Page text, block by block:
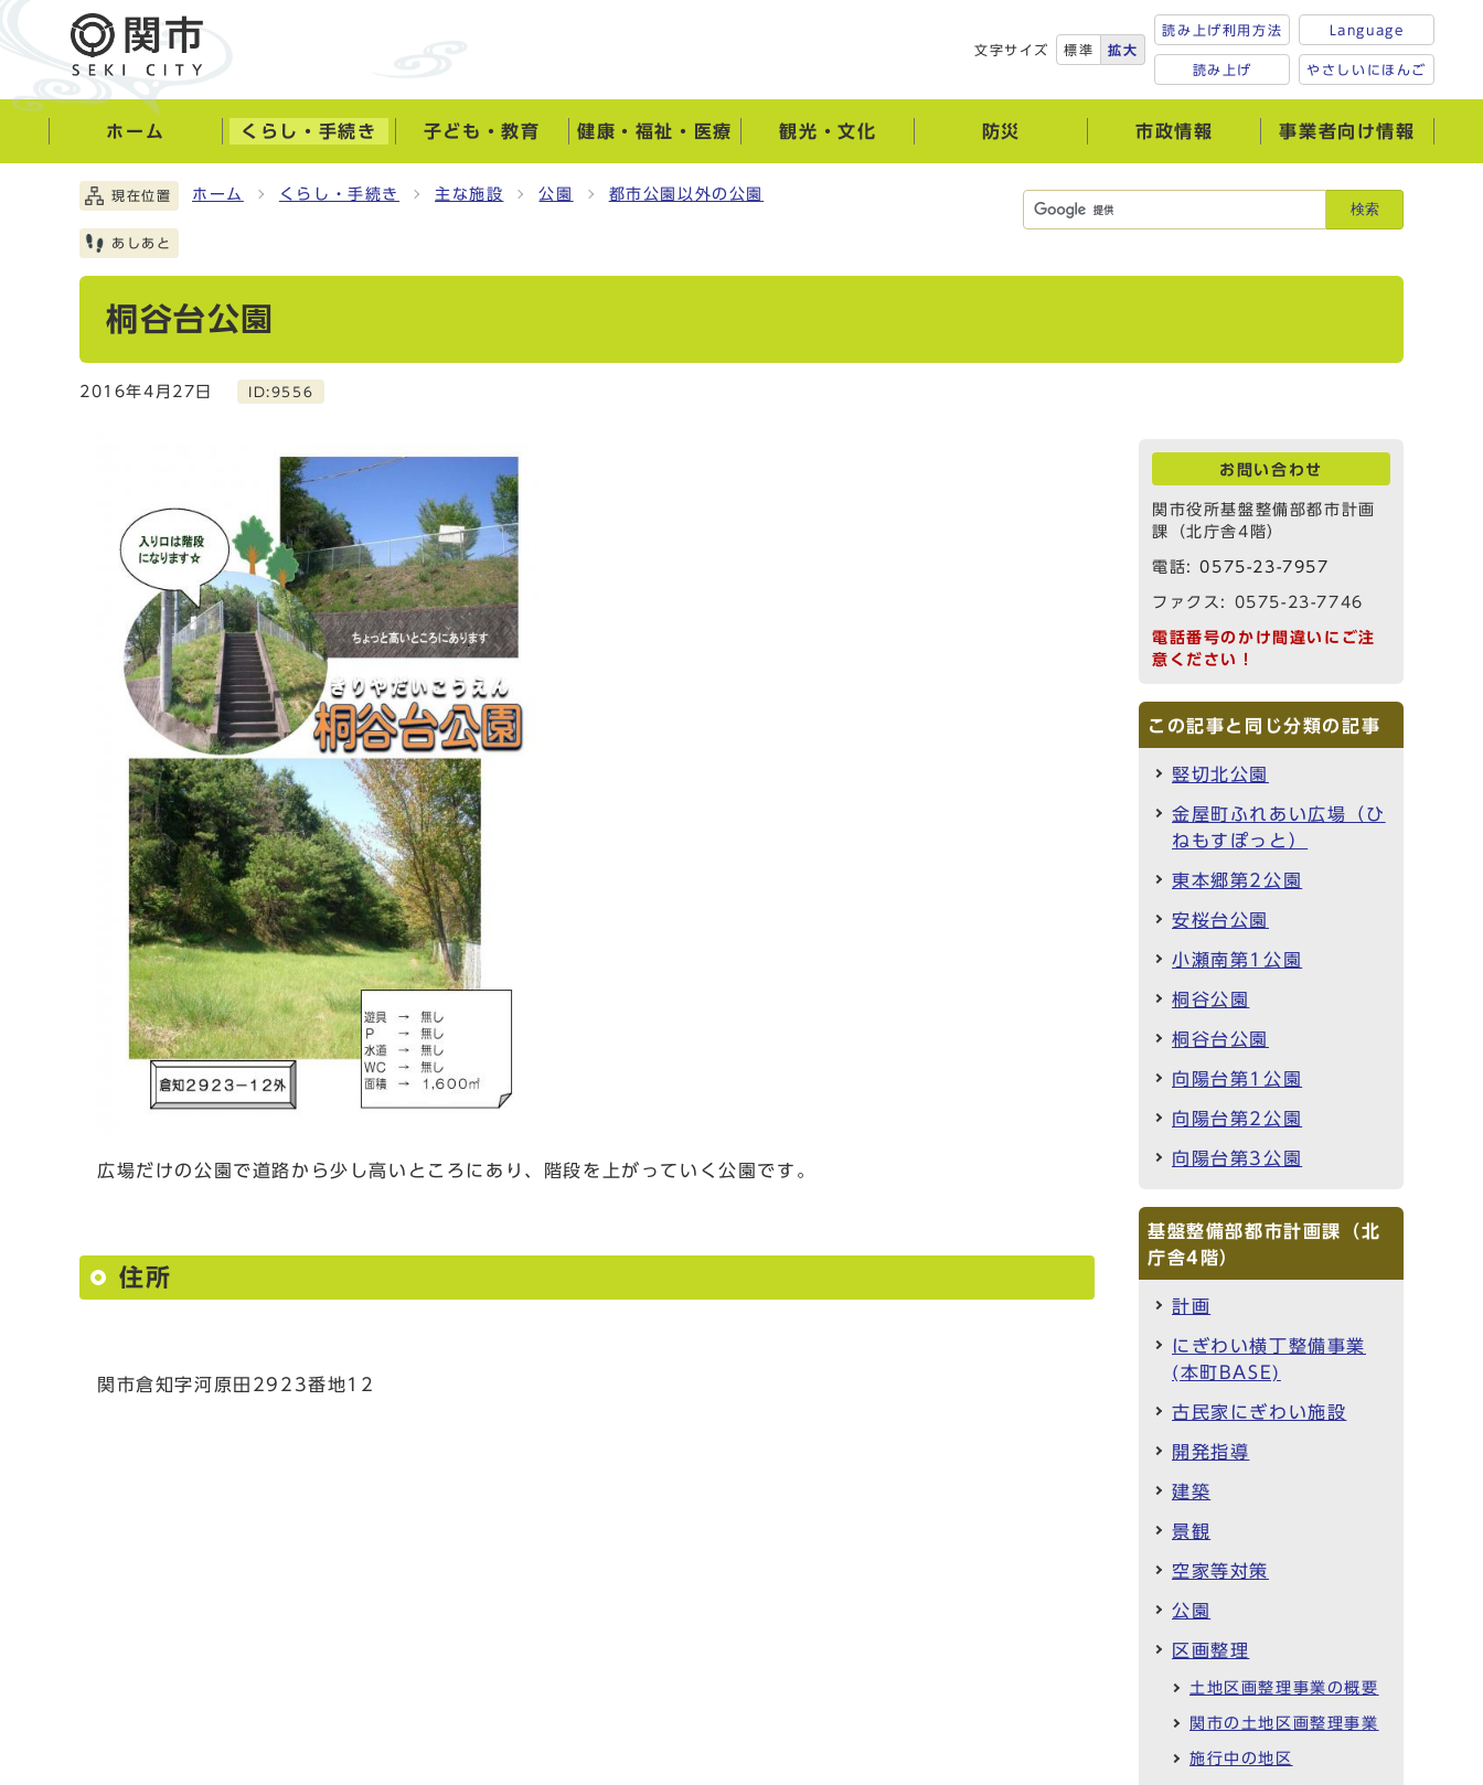
文字サイズ 標準 拡大
読み上げ利用方法
読み上げ
Language
やさしいにほんご
ホーム くらし・手続き 子ども・教育 健康・福祉・医療 観光・文化 防災 市政情報 事業者向け情報
検索
現在位置 ホーム くらし・手続き 主な施設 公園 都市公園以外の公園
あしあと
桐谷台公園
2016年4月27日 ID:9556
広場だけの公園で道路から少し高いところにあり、階段を上がっていく公園です。
住所
関市倉知字河原田2923番地12
お問い合わせ
関市役所基盤整備部都市計画
課（北庁舎4階）
電話:0575-23-7957
ファクス: 0575-23-7746
電話番号のかけ間違いにご注
意ください！
この記事と同じ分類の記事
竪切北公園
金屋町ふれあい広場（ひ
ねもすぽっと）
東本郷第2公園
安桜台公園
小瀬南第1公園
桐谷公園
桐谷台公園
向陽台第1公園
向陽台第2公園
向陽台第3公園
基盤整備部都市計画課（北
庁舎4階）
計画
にぎわい横丁整備事業
(本町BASE)
古民家にぎわい施設
開発指導
建築
景観
空家等対策
公園
区画整理
土地区画整理事業の概要
関市の土地区画整理事業
施行中の地区